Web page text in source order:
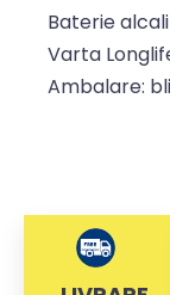
Baterie
Varta
Ambalare: